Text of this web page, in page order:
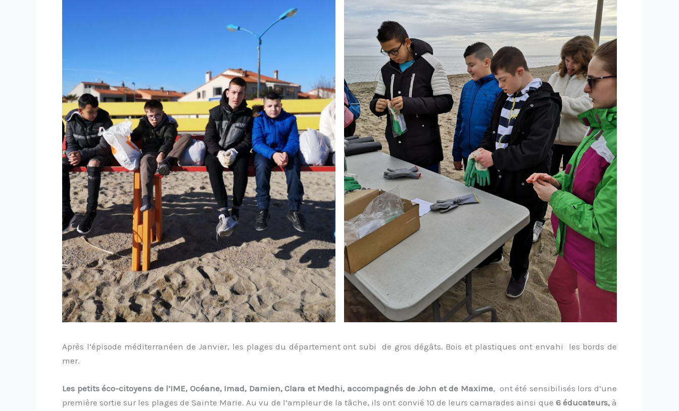
Après l’épisode méditerranéen de Janvier, les plages du département ont subi de gros dégâts. Bois et plastiques ont envahi les bords de
mer.
Les petits éco-citoyens de l’IME, Océane, Imad, Damien, Clara et Medhi, accompagnés de John et de Maxime, ont été sensibilisés lors d’une
première sortie sur les plages de Sainte Marie. Au vu de l’ampleur de la tâche, ils ont convié 10 de leurs camarades ainsi que 6 éducateurs,à